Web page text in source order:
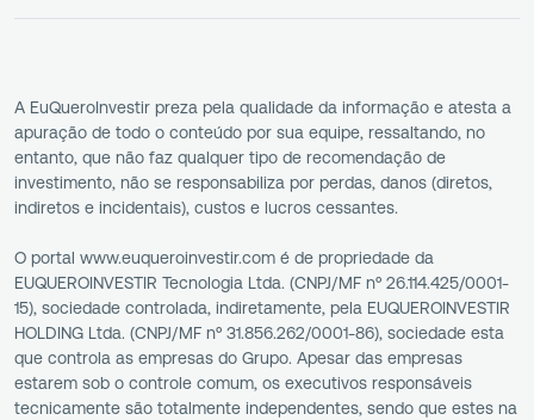
A EuQueroInvestir preza pela qualidade da informação e atesta a
apuração de todo o conteúdo por sua equipe, ressaltando, no
entanto, que não faz qualquer tipo de recomendação de
investimento, não se responsabiliza por perdas, danos (diretos,
indiretos e incidentais), custos e lucros cessantes.
O portal www.euqueroinvestir.com é de propriedade da
EUQUEROINVESTIR Tecnologia Ltda. (CNPJ/MF nº 26.114.425/0001-
15), sociedade controlada, indiretamente, pela EUQUEROINVESTIR
HOLDING Ltda. (CNPJ/MF nº 31.856.262/0001-86), sociedade esta
que controla as empresas do Grupo. Apesar das empresas
estarem sob o controle comum, os executivos responsáveis
tecnicamente são totalmente independentes, sendo que estes na